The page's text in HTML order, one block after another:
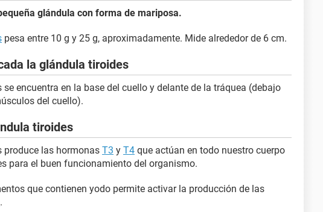
glándula con forma de mariposa.
pesa entre 10 g y 25 g, aproximadamente. Mide alrededor de 6 cm.
la glándula tiroides
encuentra en la base del cuello y delante de la tráquea (debajo
del cuello).
tiroides
produce las hormonas T3 y T4 que actúan en todo nuestro cuerpo
para el buen funcionamiento del organismo.
que contienen yodo permite activar la producción de las
.